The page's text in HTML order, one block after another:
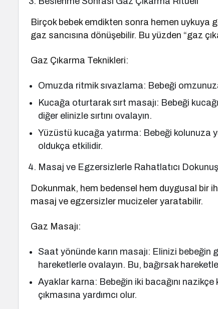
Birçok bebek emdikten sonra hemen uykuya
gaz sancısına dönüşebilir. Bu yüzden “gaz
Gaz Çıkarma Teknikleri:
Omuzda ritmik sıvazlama: Bebeği
Kucağa oturtarak sırt masajı: Bebeği
diğer elinizle sırtını ovalayın.
Yüzüstü kucağa yatırma: Bebeği kolunuza
oldukça etkilidir.
Masaj ve Egzersizlerle Rahatlatıcı
Dokunmak, hem bedensel hem duygusal bir
masaj ve egzersizler mucizeler yaratabilir.
Gaz Masajı:
Saat yönünde karın masajı: Elinizi
hareketlerle ovalayın. Bu, bağırsak
Ayaklar karna: Bebeğin iki bacağını nazikçe
çıkmasına yardımcı olur.